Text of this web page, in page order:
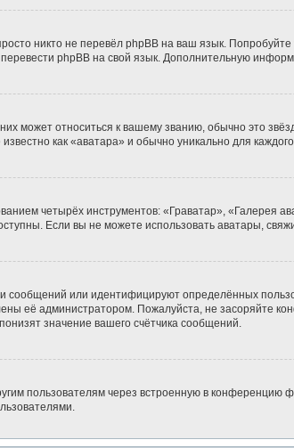
никто не перевёл phpBB на ваш язык.
phpBB на свой язык. Дополнительную
может относиться к вашему званию, обычно это
как «аватара» и обычно уникально для каждого
четырёх инструментов: «Граватар», «Галерея
Если вы не можете использовать аватары,
или идентифицируют определённых
её администратором. Пожалуйста, не засоряйте
значение вашего счётчика сообщений.
пользователям через встроенную в